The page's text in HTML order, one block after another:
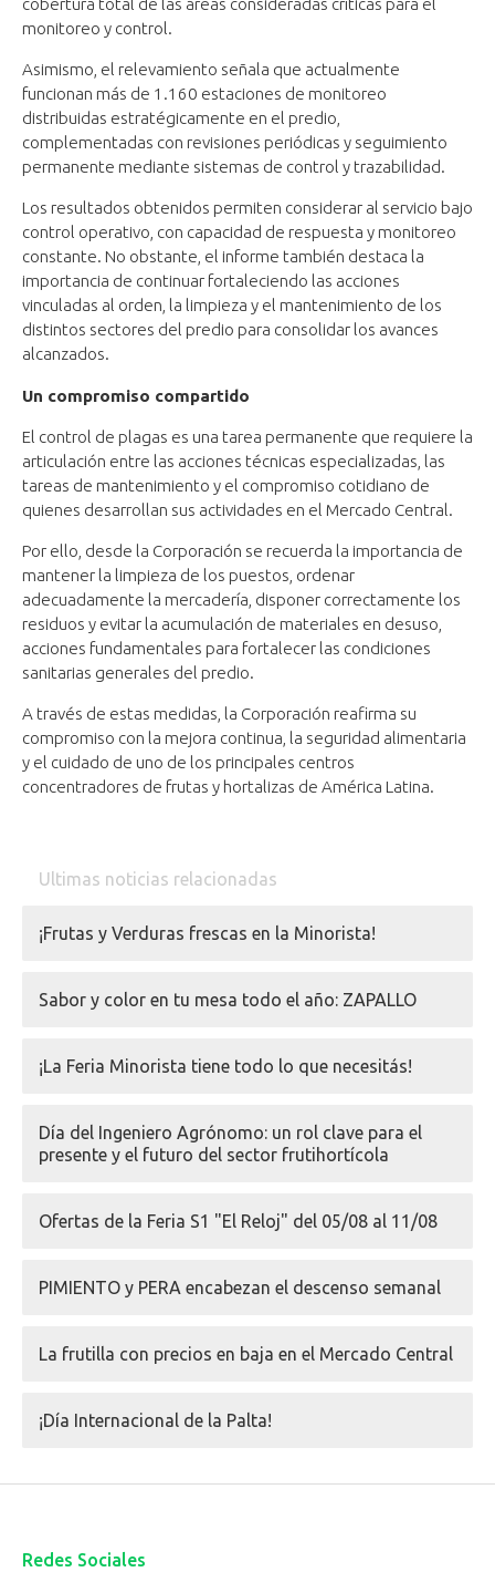
cobertura total de las áreas consideradas críticas para el
monitoreo y control.
Asimismo, el relevamiento señala que actualmente
funcionan más de 1.160 estaciones de monitoreo
distribuidas estratégicamente en el predio,
complementadas con revisiones periódicas y seguimiento
permanente mediante sistemas de control y trazabilidad.
Los resultados obtenidos permiten considerar al servicio bajo
control operativo, con capacidad de respuesta y monitoreo
constante. No obstante, el informe también destaca la
importancia de continuar fortaleciendo las acciones
vinculadas al orden, la limpieza y el mantenimiento de los
distintos sectores del predio para consolidar los avances
alcanzados.
Un compromiso compartido
El control de plagas es una tarea permanente que requiere la
articulación entre las acciones técnicas especializadas, las
tareas de mantenimiento y el compromiso cotidiano de
quienes desarrollan sus actividades en el Mercado Central.
Por ello, desde la Corporación se recuerda la importancia de
mantener la limpieza de los puestos, ordenar
adecuadamente la mercadería, disponer correctamente los
residuos y evitar la acumulación de materiales en desuso,
acciones fundamentales para fortalecer las condiciones
sanitarias generales del predio.
A través de estas medidas, la Corporación reafirma su
compromiso con la mejora continua, la seguridad alimentaria
y el cuidado de uno de los principales centros
concentradores de frutas y hortalizas de América Latina.
Ultimas noticias relacionadas
¡Frutas y Verduras frescas en la Minorista!
Sabor y color en tu mesa todo el año: ZAPALLO
¡La Feria Minorista tiene todo lo que necesitás!
Día del Ingeniero Agrónomo: un rol clave para el
presente y el futuro del sector frutihortícola
Ofertas de la Feria S1 "El Reloj" del 05/08 al 11/08
PIMIENTO y PERA encabezan el descenso semanal
La frutilla con precios en baja en el Mercado Central
¡Día Internacional de la Palta!
Redes Sociales